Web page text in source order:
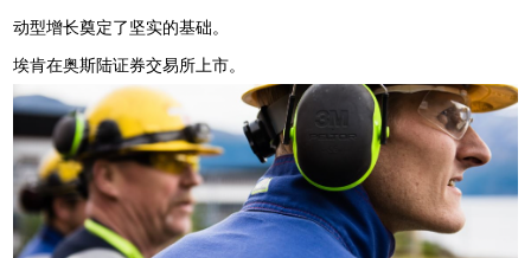
动型增长奠定了坚实的基础。
埃肯在奥斯陆证券交易所上市。